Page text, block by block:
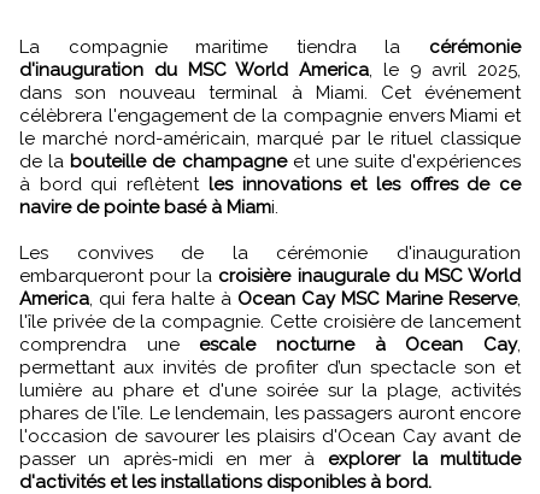
La compagnie maritime tiendra la cérémonie
d'inauguration du MSC World America , le 9 avril 2025,
dans son nouveau terminal à Miami. Cet événement
célèbrera l'engagement de la compagnie envers Miami et
le marché nord-américain, marqué par le rituel classique
de la bouteille de champagneet une suite d'expériences
à bord qui reflètent les innovations et les offres de ce
navire de pointe basé à Miami.
Les convives de la cérémonie d'inauguration
embarqueront pour la croisière inaugurale du MSC World
America , qui fera halte à Ocean Cay MSC Marine Reserve,
l'île privée de la compagnie. Cette croisière de lancement
comprendra une escale nocturne à Ocean Cay,
permettant aux invités de profiter d’un spectacle son et
lumière au phare et d'une soirée sur la plage, activités
phares de l'île. Le lendemain, les passagers auront encore
l'occasion de savourer les plaisirs d'Ocean Cay avant de
passer un après-midi en mer à explorer la multitude
d'activités et les installations disponibles à bord.